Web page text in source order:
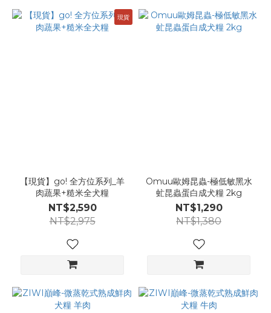
現貨
【現貨】go! 全方位系列_羊
肉蔬果+糙米全犬糧
NT$2,590
NT$2,975
Omuu歐姆昆蟲-極低敏黑水
虻昆蟲蛋白成犬糧 2kg
NT$1,290
NT$1,380